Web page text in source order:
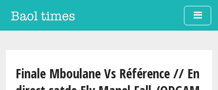
Aller au contenu principal
Finale Mboulane Vs Référence // En